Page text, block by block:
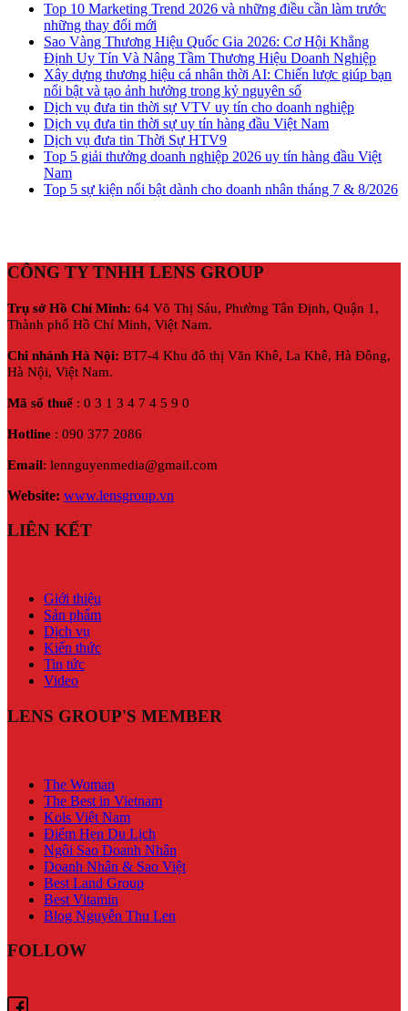
Top 10 Marketing Trend 2026 và những điều cần làm trước
những thay đổi mới
Sao Vàng Thương Hiệu Quốc Gia 2026: Cơ Hội Khẳng
Định Uy Tín Và Nâng Tầm Thương Hiệu Doanh Nghiệp
Xây dựng thương hiệu cá nhân thời AI: Chiến lược giúp bạn
nổi bật và tạo ảnh hưởng trong kỷ nguyên số
Dịch vụ đưa tin thời sự VTV uy tín cho doanh nghiệp
Dịch vụ đưa tin thời sự uy tín hàng đầu Việt Nam
Dịch vụ đưa tin Thời Sự HTV9
Top 5 giải thưởng doanh nghiệp 2026 uy tín hàng đầu Việt
Nam
Top 5 sự kiện nổi bật dành cho doanh nhân tháng 7 & 8/2026
CÔNG TY TNHH LENS GROUP
Trụ sở Hồ Chí Minh: 64 Võ Thị Sáu, Phường Tân Định, Quận 1,
Thành phố Hồ Chí Minh, Việt Nam.
Chi nhánh Hà Nội: BT7-4 Khu đô thị Văn Khê, La Khê, Hà Đông,
Hà Nội, Việt Nam.
Mã số thuế: 0 3 1 3 4 7 4 5 9 0
Hotline : 090 377 2086
Email: lennguyenmedia@gmail.com
Website: www.lensgroup.vn
LIÊN KẾT
Giới thiệu
Sản phẩm
Dịch vụ
Kiến thức
Tin tức
Video
LENS GROUP'S MEMBER
The Woman
The Best in Vietnam
Kols Việt Nam
Điểm Hẹn Du Lịch
Ngôi Sao Doanh Nhân
Doanh Nhân & Sao Việt
Best Land Group
Best Vitamin
Blog Nguyễn Thu Len
FOLLOW